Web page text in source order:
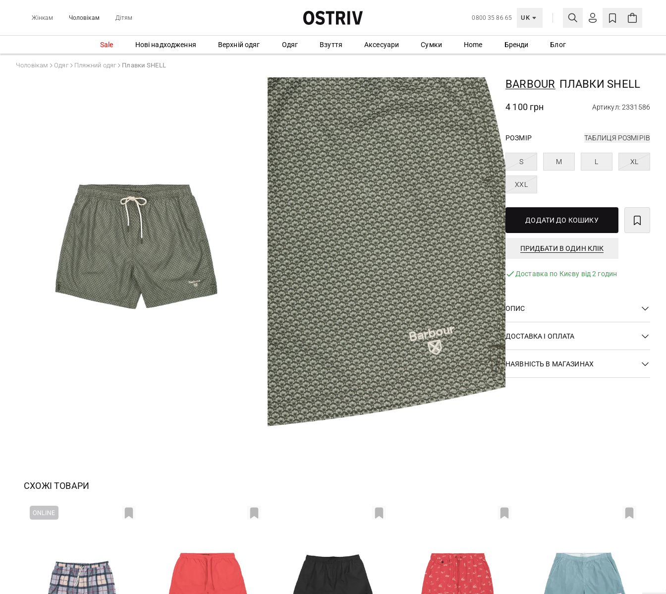
Жінкам Чоловікам Дітям 0800 35 86 65 UK
МОЯ ОБЛІКІВКА
СТВОРИТИ ОБЛІКІВКУ
Sale Нові надходження Верхній одяг Одяг Взуття Аксесуари Сумки Home Бренди Блог
Чоловікам Одяг Пляжний одяг Плавки SHELL
BARBOUR ПЛАВКИ SHELL
4 100 грн Артикул: 2331586
РОЗМІР ТАБЛИЦЯ РОЗМІРІВ
S M L XL
XXL
ДОДАТИ ДО КОШИКУ
ПРИДБАТИ В ОДИН КЛІК
Доставка по Києву від 2 годин
ОПИС
ДОСТАВКА І ОПЛАТА
НАЯВНІСТЬ В МАГАЗИНАХ
СХОЖІ ТОВАРИ